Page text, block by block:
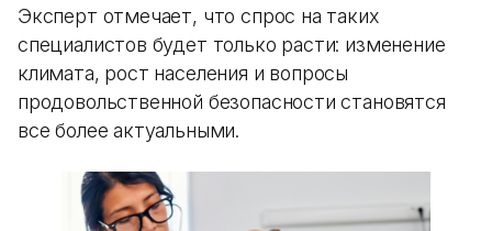
Эксперт отмечает, что спрос на таких
специалистов будет только расти: изменение
климата, рост населения и вопросы
продовольственной безопасности становятся
все более актуальными.